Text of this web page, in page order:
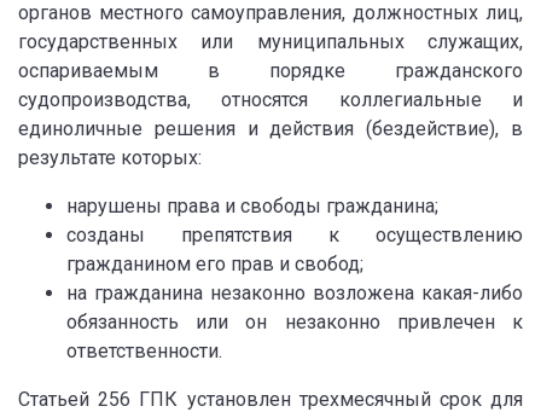
органов местного самоуправления, должностных лиц,
государственных или муниципальных служащих,
оспариваемым в порядке гражданского
судопроизводства, относятся коллегиальные и
единоличные решения и действия (бездействие), в
результате которых:
нарушены права и свободы гражданина;
созданы препятствия к осуществлению
гражданином его прав и свобод;
на гражданина незаконно возложена какая-либо
обязанность или он незаконно привлечен к
ответственности.
Статьей 256 ГПК установлен трехмесячный срок для